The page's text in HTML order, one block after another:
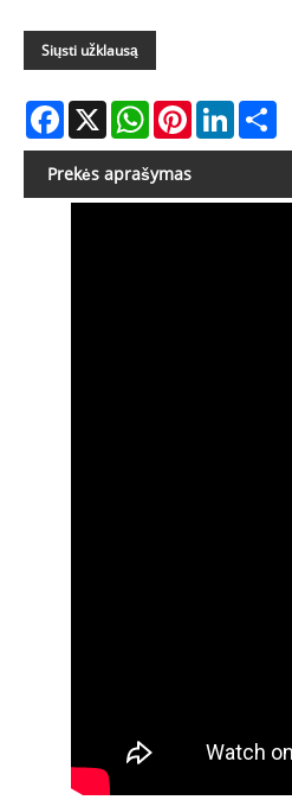
Siųsti užklausą
Facebook
X WhatsAppPinterestLinkedIn
Prekės aprašymas